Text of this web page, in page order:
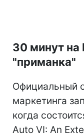
30 минут на
"приманка"
Официальный
маркетинга
когда
Auto VI: An